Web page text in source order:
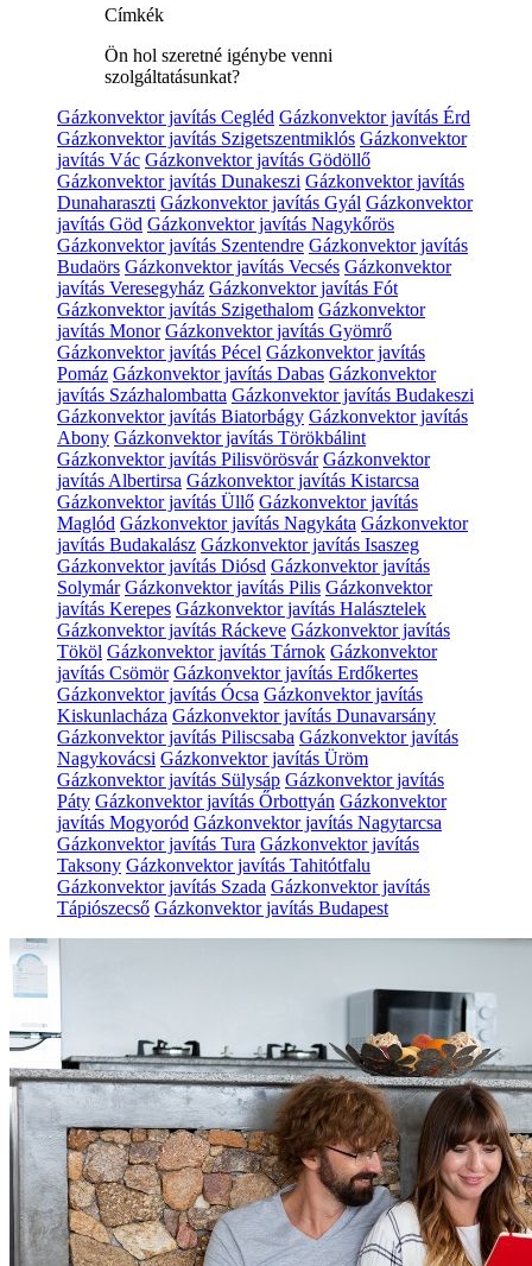
Címkék
Ön hol szeretné igénybe venni
szolgáltatásunkat?
Gázkonvektor javítás Cegléd Gázkonvektor javítás Érd
Gázkonvektor javítás Szigetszentmiklós Gázkonvektor
javítás Vác Gázkonvektor javítás Gödöllő
Gázkonvektor javítás Dunakeszi Gázkonvektor javítás
Dunaharaszti Gázkonvektor javítás Gyál Gázkonvektor
javítás Göd Gázkonvektor javítás Nagykőrös
Gázkonvektor javítás Szentendre Gázkonvektor javítás
Budaörs Gázkonvektor javítás Vecsés Gázkonvektor
javítás Veresegyház Gázkonvektor javítás Fót
Gázkonvektor javítás Szigethalom Gázkonvektor
javítás Monor Gázkonvektor javítás Gyömrő
Gázkonvektor javítás Pécel Gázkonvektor javítás
Pomáz Gázkonvektor javítás Dabas Gázkonvektor
javítás Százhalombatta Gázkonvektor javítás Budakeszi
Gázkonvektor javítás Biatorbágy Gázkonvektor javítás
Abony Gázkonvektor javítás Törökbálint
Gázkonvektor javítás Pilisvörösvár Gázkonvektor
javítás Albertirsa Gázkonvektor javítás Kistarcsa
Gázkonvektor javítás Üllő Gázkonvektor javítás
Maglód Gázkonvektor javítás Nagykáta Gázkonvektor
javítás Budakalász Gázkonvektor javítás Isaszeg
Gázkonvektor javítás Diósd Gázkonvektor javítás
Solymár Gázkonvektor javítás Pilis Gázkonvektor
javítás Kerepes Gázkonvektor javítás Halásztelek
Gázkonvektor javítás Ráckeve Gázkonvektor javítás
Tököl Gázkonvektor javítás Tárnok Gázkonvektor
javítás Csömör Gázkonvektor javítás Erdőkertes
Gázkonvektor javítás Ócsa Gázkonvektor javítás
Kiskunlacháza Gázkonvektor javítás Dunavarsány
Gázkonvektor javítás Piliscsaba Gázkonvektor javítás
Nagykovácsi Gázkonvektor javítás Üröm
Gázkonvektor javítás Sülysáp Gázkonvektor javítás
Páty Gázkonvektor javítás Őrbottyán Gázkonvektor
javítás Mogyoród Gázkonvektor javítás Nagytarcsa
Gázkonvektor javítás Tura Gázkonvektor javítás
Taksony Gázkonvektor javítás Tahitótfalu
Gázkonvektor javítás Szada Gázkonvektor javítás
Tápiószecső Gázkonvektor javítás Budapest